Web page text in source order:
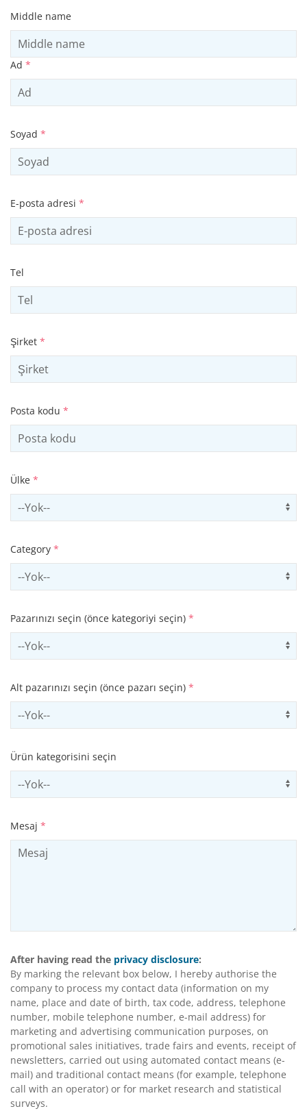
Middle name
Ad *
Soyad *
E-posta adresi *
Tel
Şirket *
Posta kodu *
Ülke *
Select country
Category *
Select contactCategory
Pazarınızı seçin (önce kategoriyi seçin) *
Select sector
Alt pazarınızı seçin (önce pazarı seçin) *
Select subSector
Ürün kategorisini seçin
Select productCategory
Mesaj *
After having read the privacy disclosure:
By marking the relevant box below, I hereby authorise the
company to process my contact data (information on my
name, place and date of birth, tax code, address, telephone
number, mobile telephone number, e-mail address) for
marketing and advertising communication purposes, on
promotional sales initiatives, trade fairs and events, receipt of
newsletters, carried out using automated contact means (e-
mail) and traditional contact means (for example, telephone
call with an operator) or for market research and statistical
surveys.